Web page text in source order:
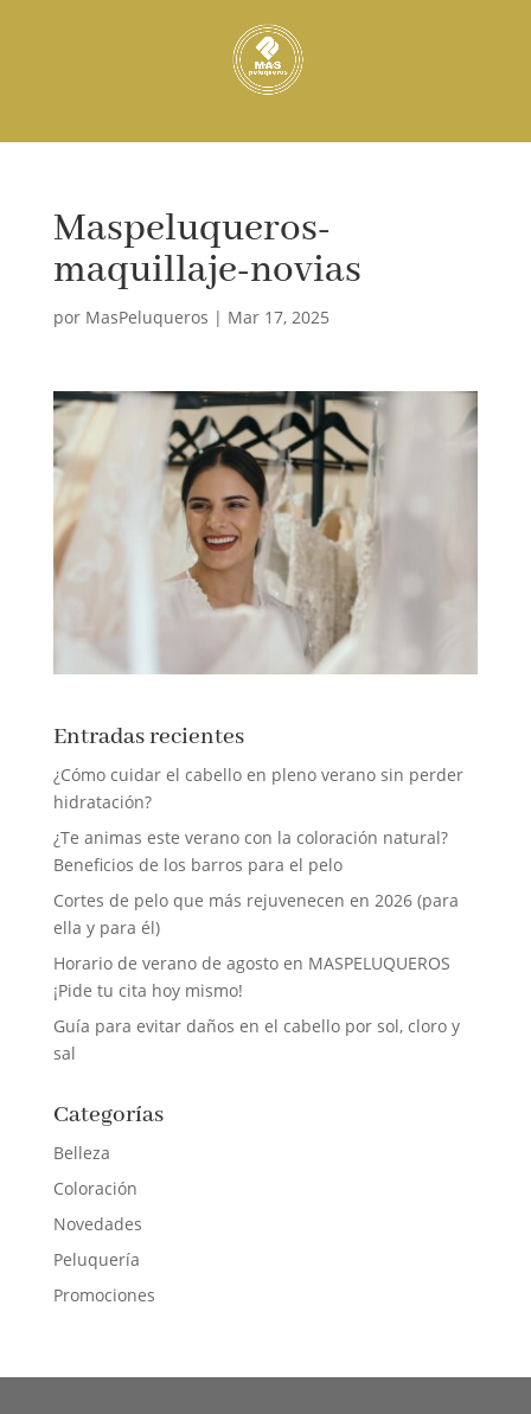
Maspeluqueros-
maquillaje-novias
por MasPeluqueros | Mar 17, 2025
Entradas recientes
¿Cómo cuidar el cabello en pleno verano sin perder
hidratación?
¿Te animas este verano con la coloración natural?
Beneficios de los barros para el pelo
Cortes de pelo que más rejuvenecen en 2026 (para
ella y para él)
Horario de verano de agosto en MASPELUQUEROS
¡Pide tu cita hoy mismo!
Guía para evitar daños en el cabello por sol, cloro y
sal
Categorías
Belleza
Coloración
Novedades
Peluquería
Promociones